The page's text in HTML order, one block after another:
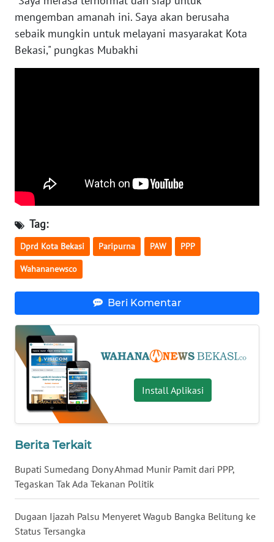
mengemban amanah ini. Saya akan berusaha
sebaik mungkin untuk melayani masyarakat Kota
Bekasi," pungkas Mubakhi
Tag:
Dprd Kota Bekasi Paripurna PAW PPP
Wahananewsco
Beri Komentar
Install Aplikasi
Berita Terkait
Bupati Sumedang Dony Ahmad Munir Pamit dari PPP,
Tegaskan Tak Ada Tekanan Politik
Dugaan Ijazah Palsu Menyeret Wagub Bangka Belitung ke
Status Tersangka
WN
SULSEL
GORONTALO
WN
SULUT
MALUKU
WN
MALUT
WN
DAIRI
DANAU